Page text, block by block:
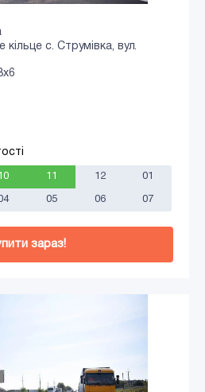
кільце c. Струмівка, вул.
11 12 01
05 06 07
зараз!